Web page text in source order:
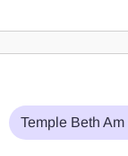
Temple Beth